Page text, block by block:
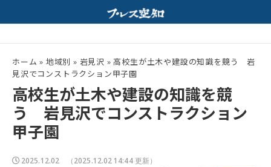
ホーム » 地域別 » 岩見沢 » 高校生が土木や建設の知識を競う 岩
見沢でコンストラクション甲子園
高校生が土木や建設の知識を競
う 岩見沢でコンストラクション
甲子園
2025.12.02 （2025.12.02 14:44 更新）